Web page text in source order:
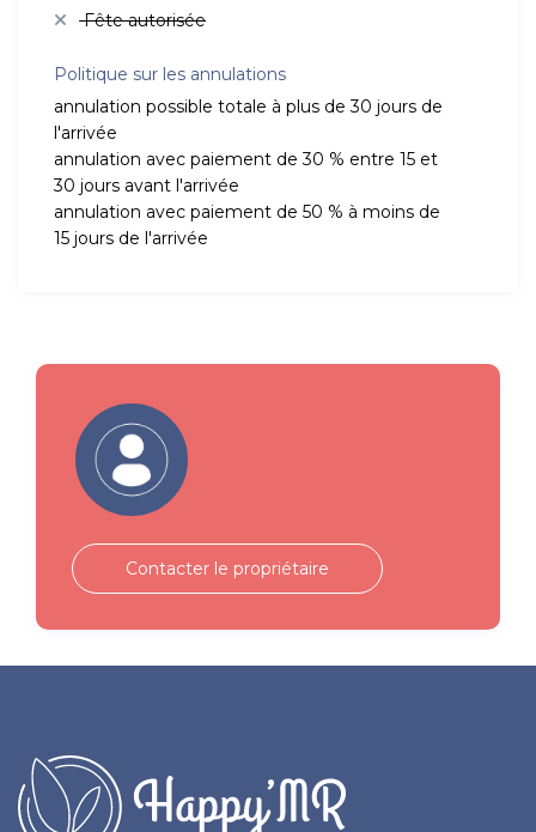
Fête autorisée
Politique sur les annulations
annulation possible totale à plus de 30 jours de
l'arrivée
annulation avec paiement de 30 % entre 15 et
30 jours avant l'arrivée
annulation avec paiement de 50 % à moins de
15 jours de l'arrivée
Contacter le propriétaire